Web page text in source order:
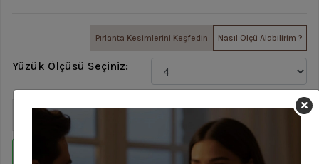
Pırlanta Kesimlerini Keşfedin Nasıl Ölçü Alabilirim ?
Yüzük Ölçüsü Seçiniz:
WHATSAPP İLE SİPARİŞ VER